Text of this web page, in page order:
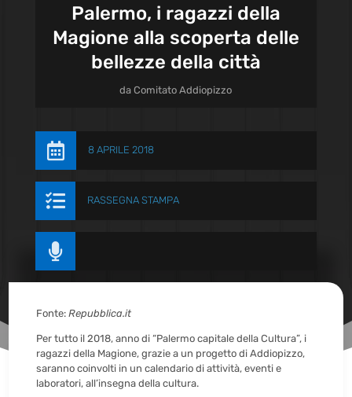
Palermo, i ragazzi della
Magione alla scoperta delle
bellezze della città
daComitato Addiopizzo
 8 APRILE 2018
 RASSEGNA STAMPA

Fonte:Repubblica.it
Per tutto il 2018, anno di “Palermo capitale della Cultura”, i
ragazzi della Magione, grazie a un progetto di Addiopizzo,
saranno coinvolti in un calendario di attività, eventi e
laboratori, all’insegna della cultura.